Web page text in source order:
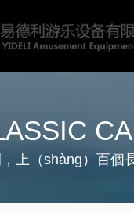
，上（shàng）百個